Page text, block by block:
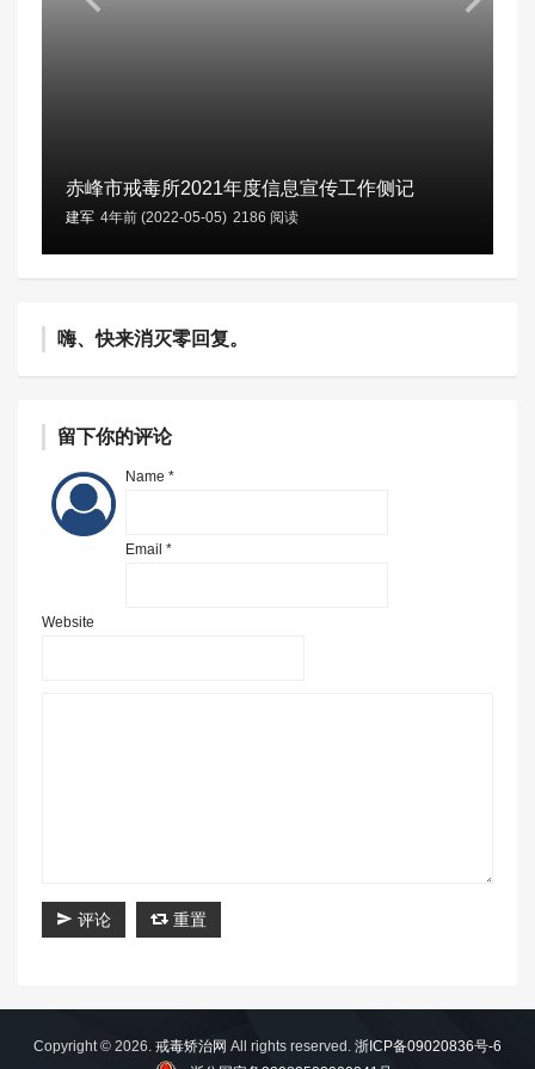
赤峰市戒毒所2021年度信息宣传工作侧记
建军 4年前 (2022-05-05) 2186 阅读
嗨、快来消灭零回复。
留下你的评论
Name *
Email *
Website
评论 重置
Copyright © 2026. 戒毒矫治网 All rights reserved. 浙ICP备09020836号-6